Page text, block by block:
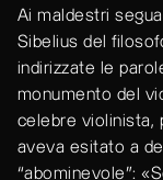
Ai maldestri
Sibelius del
indirizzate le
monumento del
celebre violinista,
aveva esitato a
“abominevole”: